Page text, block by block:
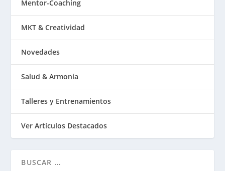
Mentor-Coaching
MKT & Creatividad
Novedades
Salud & Armonía
Talleres y Entrenamientos
Ver Artículos Destacados